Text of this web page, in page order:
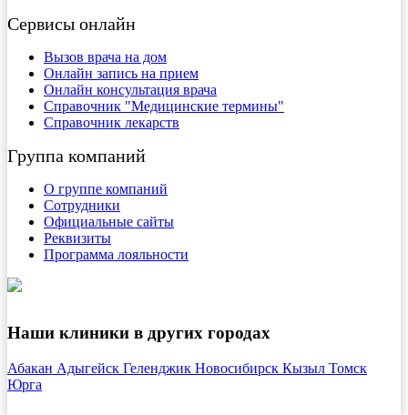
Сервисы онлайн
Вызов врача на дом
Онлайн запись на прием
Онлайн консультация врача
Справочник "Медицинские термины"
Справочник лекарств
Группа компаний
О группе компаний
Сотрудники
Официальные сайты
Реквизиты
Программа лояльности
Наши клиники в других городах
Абакан Адыгейск Геленджик Новосибирск Кызыл Томск
Юрга